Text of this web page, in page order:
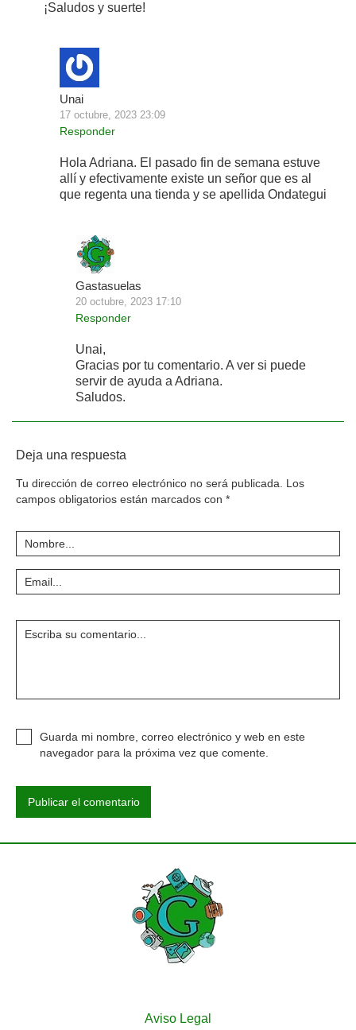
¡Saludos y suerte!
Unai
17 octubre, 2023 23:09
Responder
Hola Adriana. El pasado fin de semana estuve
allí y efectivamente existe un señor que es al
que regenta una tienda y se apellida Ondategui
Gastasuelas
20 octubre, 2023 17:10
Responder
Unai,
Gracias por tu comentario. A ver si puede
servir de ayuda a Adriana.
Saludos.
Deja una respuesta
Tu dirección de correo electrónico no será publicada. Los
campos obligatorios están marcados con *
Guarda mi nombre, correo electrónico y web en este
navegador para la próxima vez que comente.
Aviso Legal